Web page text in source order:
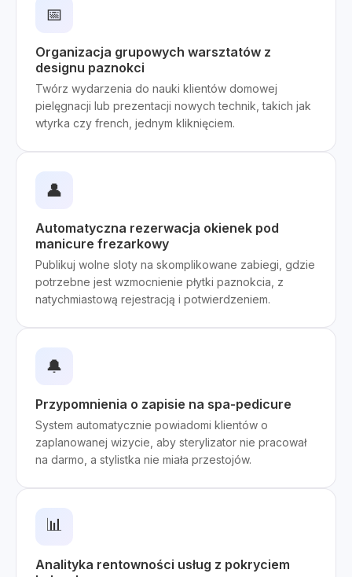
📅
Organizacja grupowych warsztatów z
designu paznokci
Twórz wydarzenia do nauki klientów domowej
pielęgnacji lub prezentacji nowych technik, takich jak
wtyrka czy french, jednym kliknięciem.
👤
Automatyczna rezerwacja okienek pod
manicure frezarkowy
Publikuj wolne sloty na skomplikowane zabiegi, gdzie
potrzebne jest wzmocnienie płytki paznokcia, z
natychmiastową rejestracją i potwierdzeniem.
🔔
Przypomnienia o zapisie na spa-pedicure
System automatycznie powiadomi klientów o
zaplanowanej wizycie, aby sterylizator nie pracował
na darmo, a stylistka nie miała przestojów.
📊
Analityka rentowności usług z pokryciem